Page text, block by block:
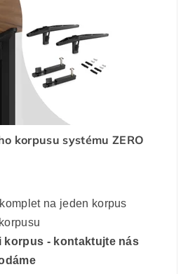
korpusu systému ZERO
na jeden korpus
korpus - kontaktujte nás